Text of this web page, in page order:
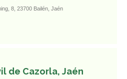
8, 23700 Bailén, Jaén
de Cazorla, Jaén